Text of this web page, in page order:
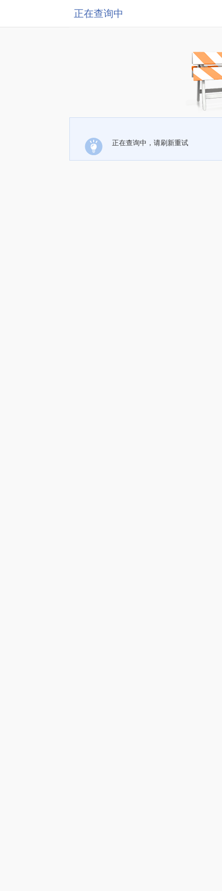
正在查询中
正在查询中，请刷新重试